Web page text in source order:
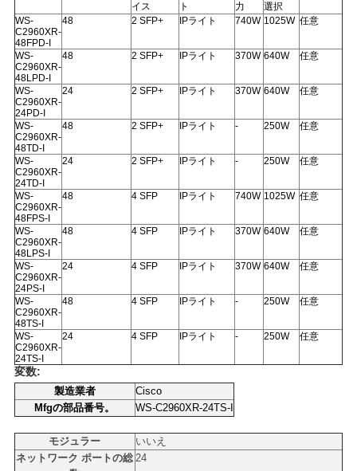
ス
事
件
SITEMAP
プ
ラ
イ
バ
シ
ー
ポ
リ
イス
ト
力
選択
WS-
C2960XR-
48FPD-I
48 2 SFP+ IPライト 740W 1025W 任意
WS-
C2960XR-
48LPD-I
48 2 SFP+ IPライト 370W 640W 任意
WS-
C2960XR-
24PD-I
24 2 SFP+ IPライト 370W 640W 任意
WS-
C2960XR-
48TD-I
48 2 SFP+ IPライト - 250W 任意
WS-
C2960XR-
24TD-I
24 2 SFP+ IPライト - 250W 任意
WS-
C2960XR-
48FPS-I
48 4 SFP IPライト 740W 1025W 任意
WS-
C2960XR-
48LPS-I
48 4 SFP IPライト 370W 640W 任意
WS-
C2960XR-
24PS-I
24 4 SFP IPライト 370W 640W 任意
WS-
C2960XR-
48TS-I
48 4 SFP IPライト - 250W 任意
WS-
C2960XR-
24TS-I
24 4 SFP IPライト - 250W 任意
変数:
製造業者
Cisco
Mfgの部品番号。
WS-C2960XR-24TS-I
モジュラー
いいえ
ネットワーク ポートの総 24